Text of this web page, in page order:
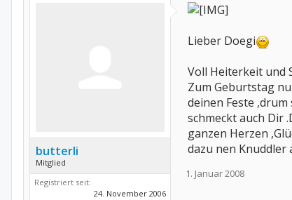
butterli
Mitglied
Registriert seit:
24. November 2006
Lieber Doegi
Voll Heiterkeit und
Zum Geburtstag
deinen Feste
schmeckt auch Dir
ganzen Herzen
dazu nen Knuddler
1. Januar 2008